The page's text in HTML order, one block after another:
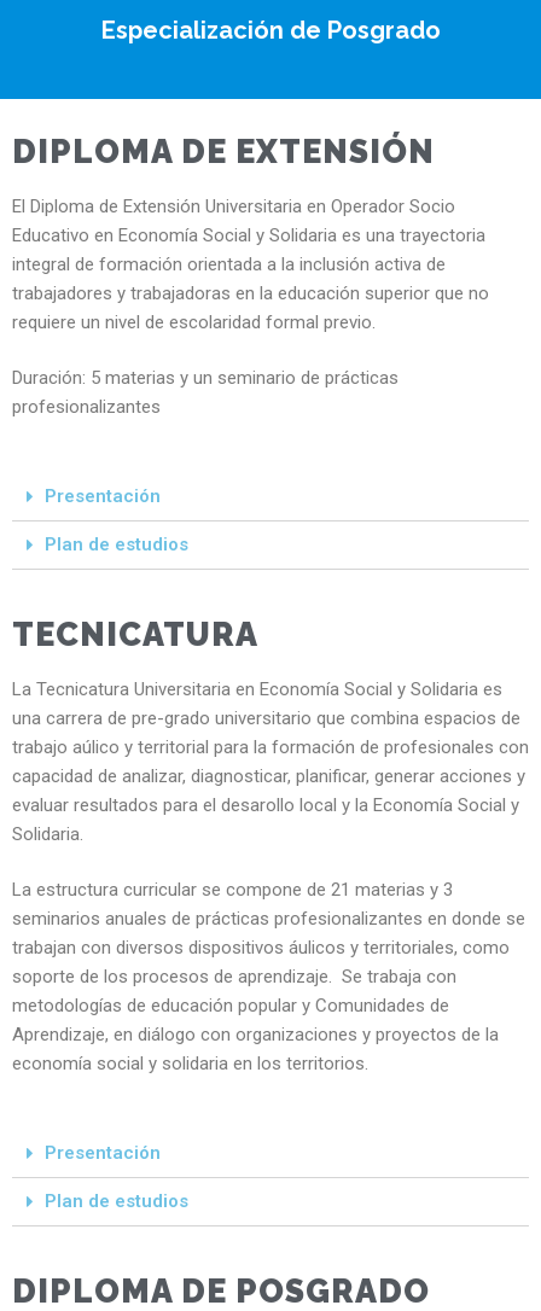
Especialización de Posgrado
DIPLOMA DE EXTENSIÓN
El Diploma de Extensión Universitaria en Operador Socio
Educativo en Economía Social y Solidaria es una trayectoria
integral de formación orientada a la inclusión activa de
trabajadores y trabajadoras en la educación superior que no
requiere un nivel de escolaridad formal previo.
Duración: 5 materias y un seminario de prácticas
profesionalizantes
Presentación
Plan de estudios
TECNICATURA
La Tecnicatura Universitaria en Economía Social y Solidaria es
una carrera de pre-grado universitario que combina espacios de
trabajo aúlico y territorial para la formación de profesionales con
capacidad de analizar, diagnosticar, planificar, generar acciones y
evaluar resultados para el desarollo local y la Economía Social y
Solidaria.
La estructura curricular se compone de 21 materias y 3
seminarios anuales de prácticas profesionalizantes en donde se
trabajan con diversos dispositivos áulicos y territoriales, como
soporte de los procesos de aprendizaje. Se trabaja con
metodologías de educación popular y Comunidades de
Aprendizaje, en diálogo con organizaciones y proyectos de la
economía social y solidaria en los territorios.
Presentación
Plan de estudios
DIPLOMA DE POSGRADO